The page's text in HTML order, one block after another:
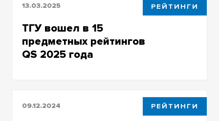
13.03.2025 РЕЙТИНГИ
ТГУ вошел в 15
предметных рейтингов
QS 2025 года
09.12.2024 РЕЙТИНГИ